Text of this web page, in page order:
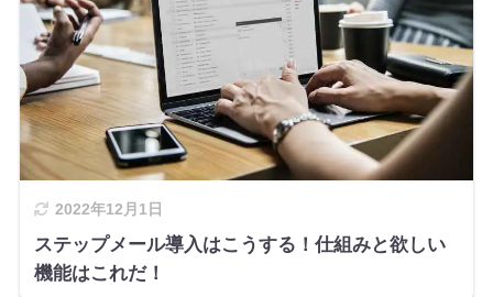
2022年12月1日
ステップメール導入はこうする！仕組みと欲しい
機能はこれだ！